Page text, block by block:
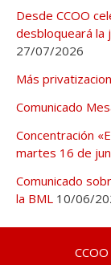
Desde CCOO
desbloqueará la
27/07/2026
Más
Comunicado
Concentración
martes 16 de
Comunicado
la BML 10/06/